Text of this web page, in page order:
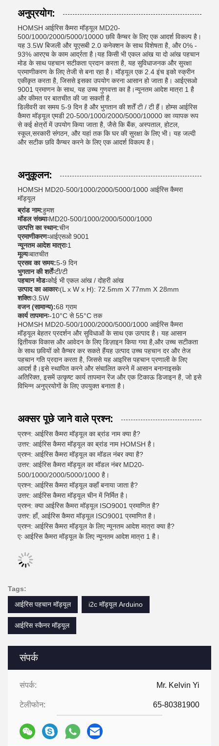
संपर्क
संपर्क: Mr. Kelvin Yi
टेलीफोन: 65-80381900
अनुप्रयोग:
HOMSH आईरिस कैमरा मॉड्यूल MD20-
500/1000/2000/5000/10000 छवि कैप्चर के लिए एक आदर्श विकल्प है।
यह 3.5W बिजली और यूएसबी 2.0 कनेक्शन के साथ विशेषता है, और 0% -
93% आरएच के काम आर्द्रता है।यह किसी भी एकल आंख या दो आंख पहचान
मोड के साथ पहचान सटीकता प्रदान करता है, यह सुविधाजनक और सुरक्षा
प्रमाणीकरण के लिए तेजी से बना रहा है। मॉड्यूल एक 2.4 इंच इको स्क्रीन
एकीकृत करता है, जिससे इसका उपयोग करना आसान हो जाता है। आईएसओ
9001 प्रमाणन के साथ, यह उच्च गुणवत्ता का है।न्यूनतम आदेश मात्रा 1 है
और कीमत पर बातचीत की जा सकती है.
डिलीवरी का समय 5-9 दिन है और भुगतान की शर्तें टी / टी हैं। होम्स आईरिस
कैमरा मॉड्यूल एमडी 20-500/1000/2000/5000/10000 का व्यापक रूप
से कई क्षेत्रों में उपयोग किया जाता है, जैसे कि बैंक, अस्पताल, होटल,
स्कूल,सरकारी संगठन, और यहां तक कि घर की सुरक्षा के लिए भी। यह जल्दी
और सटीक छवि कैप्चर करने के लिए एक आदर्श विकल्प है।
अनुकूलन:
HOMSH MD20-500/1000/2000/5000/1000 आईरिस कैमरा
मॉड्यूल
ब्रांड नाम:हुमश
मॉडल संख्याःMD20-500/1000/2000/5000/1000
उत्पत्ति का स्थान:चीन
प्रमाणीकरणःआईएसओ 9001
न्यूनतम आदेश मात्राः1
मूल्यःबातचीत
प्रसव का समय:5-9 दिन
भुगतान की शर्तेंःटी/टी
पहचान मोडःकोई भी एकल आंख / दोहरी आंख
उत्पाद का आकारः(L x W x H): 72.5mm X 77mm X 28mm
शक्तिः3.5W
वजन (सामान्य):68 ग्राम
कार्य तापमानः-10°C से 55°C तक
HOMSH MD20-500/1000/2000/5000/1000 आईरिस कैमरा
मॉड्यूल बेहतर प्रदर्शन और सुविधाओं के साथ एक उत्पाद है। यह आसान
द्वितीयक विकास और आवेदन के लिए डिज़ाइन किया गया है,और उच्च सटीकता
के साथ छवियों को कैप्चर कर सकते हैंयह उत्पाद उच्च पहचान दर और तेज
पहचान गति प्रदान करता है, जिससे यह आइरिस पहचान प्रणाली के लिए
आदर्श है।इसे स्थापित करने और संचालित करने में आसान बनानाइसके
अतिरिक्त, इसमें उत्कृष्ट कार्य तापमान रेंज और एक टिकाऊ डिजाइन है, जो इसे
विभिन्न अनुप्रयोगों के लिए उपयुक्त बनाता है।
अक्सर पूछे जाने वाले प्रश्न:
प्रश्न: आईरिस कैमरा मॉड्यूल का ब्रांड नाम क्या है?
उत्तर: आईरिस कैमरा मॉड्यूल का ब्रांड नाम HOMSH है।
प्रश्न: आईरिस कैमरा मॉड्यूल का मॉडल नंबर क्या है?
उत्तर: आईरिस कैमरा मॉड्यूल का मॉडल नंबर MD20-
500/1000/2000/5000/1000 है।
प्रश्न: आईरिस कैमरा मॉड्यूल कहाँ बनाया जाता है?
उत्तर: आईरिस कैमरा मॉड्यूल चीन में निर्मित है।
प्रश्न: क्या आईरिस कैमरा मॉड्यूल ISO9001 प्रमाणित है?
उत्तर: हाँ, आईरिस कैमरा मॉड्यूल ISO9001 प्रमाणित है।
प्रश्न: आईरिस कैमरा मॉड्यूल के लिए न्यूनतम आदेश मात्रा क्या है?
एः आईरिस कैमरा मॉड्यूल के लिए न्यूनतम आदेश मात्रा 1 है।
Tags:
आईरिस पहचान मॉड्यूल
i2c मॉड्यूल Arduino
आईरिस स्कैनर मॉड्यूल